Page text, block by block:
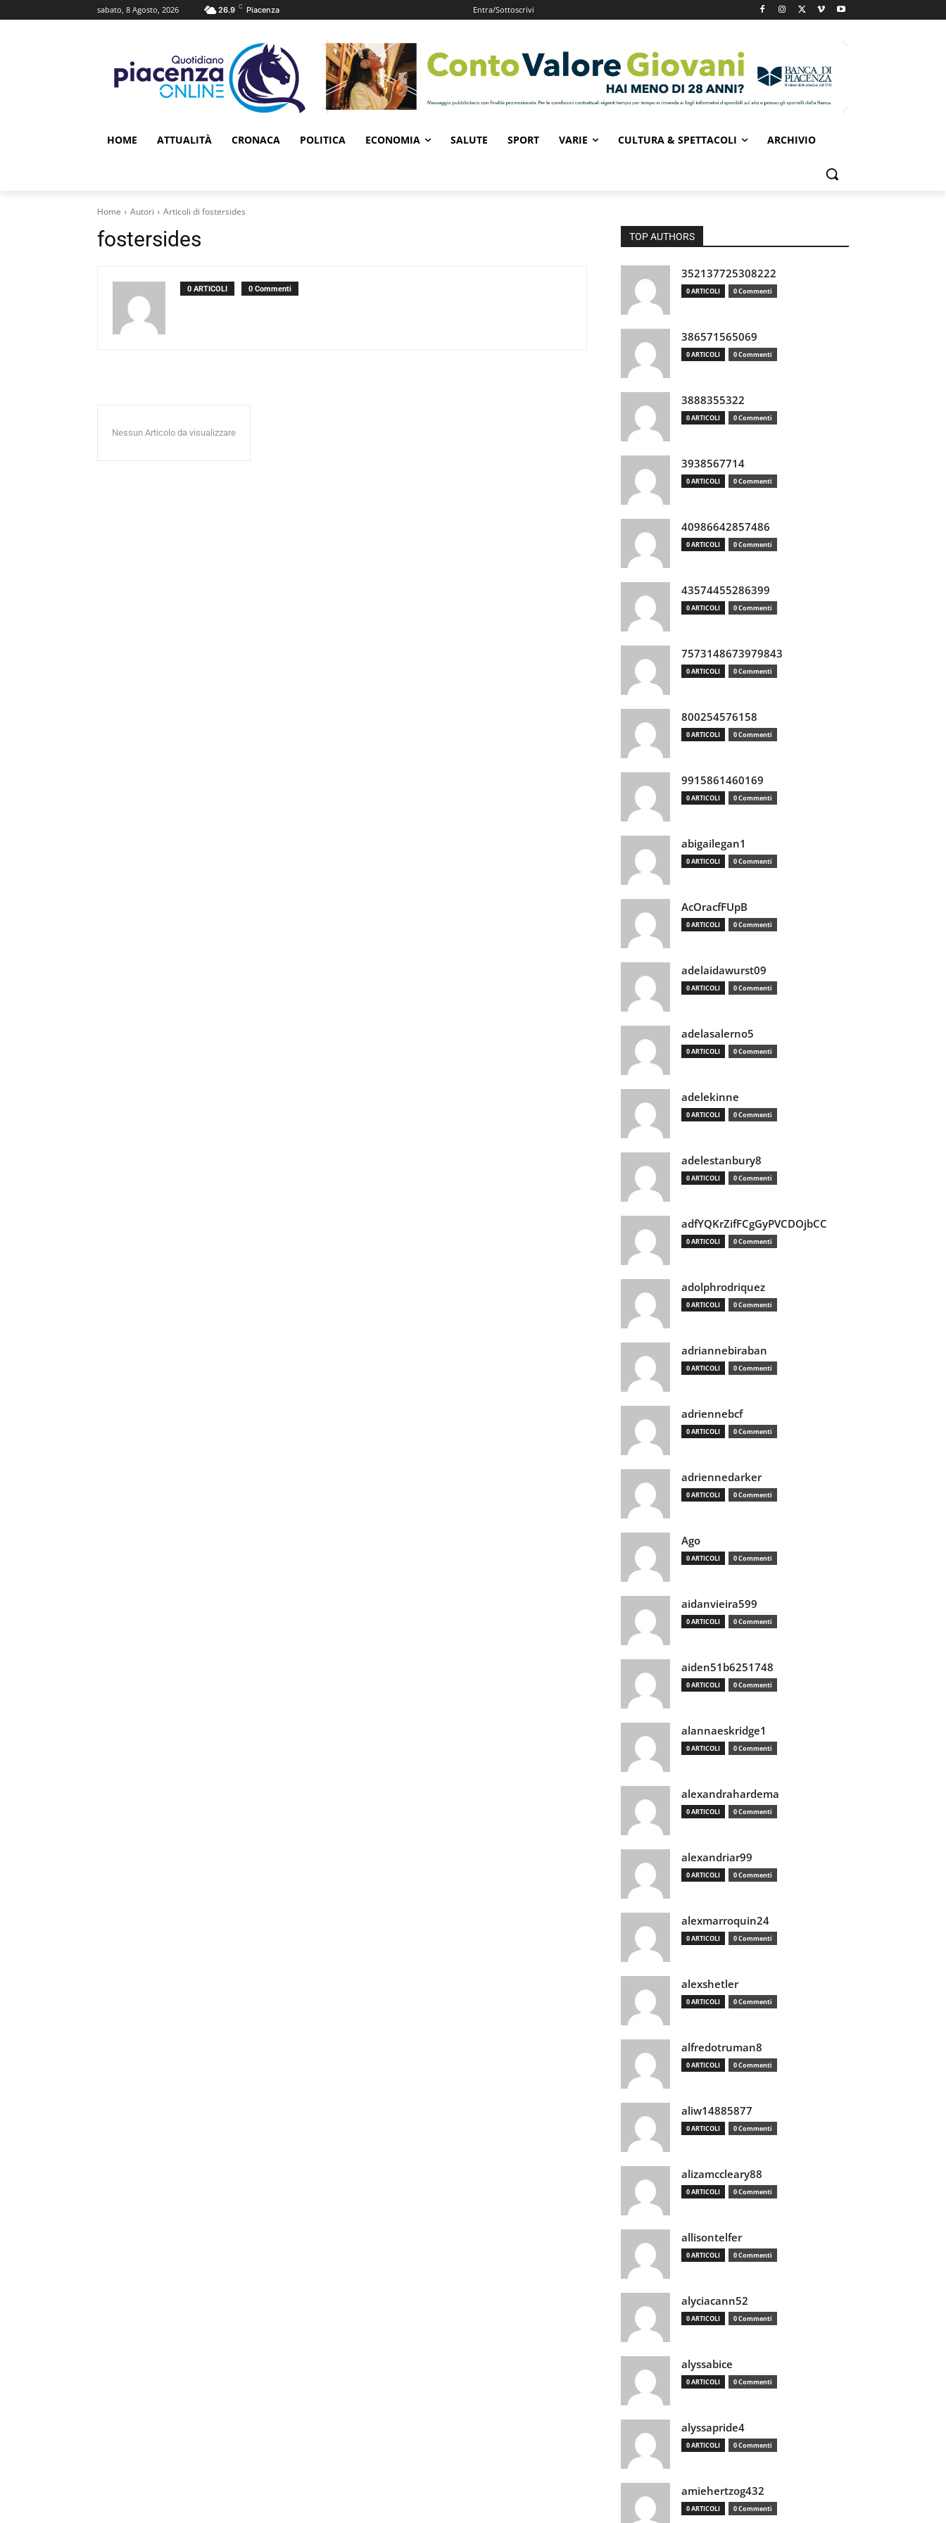
sabato, 8 Agosto, 2026 26.9 C Piacenza Entra/Sottoscrivi
HOME ATTUALITÀ CRONACA POLITICA ECONOMIA SALUTE SPORT VARIE CULTURA & SPETTACOLI ARCHIVIO
Home Autori Articoli di fostersides
fostersides
0 ARTICOLI 0 Commenti
Nessun Articolo da visualizzare
TOP AUTHORS
352137725308222
0 ARTICOLI 0 Commenti
386571565069
0 ARTICOLI 0 Commenti
3888355322
0 ARTICOLI 0 Commenti
3938567714
0 ARTICOLI 0 Commenti
40986642857486
0 ARTICOLI 0 Commenti
43574455286399
0 ARTICOLI 0 Commenti
7573148673979843
0 ARTICOLI 0 Commenti
800254576158
0 ARTICOLI 0 Commenti
9915861460169
0 ARTICOLI 0 Commenti
abigailegan1
0 ARTICOLI 0 Commenti
AcOracfFUpB
0 ARTICOLI 0 Commenti
adelaidawurst09
0 ARTICOLI 0 Commenti
adelasalerno5
0 ARTICOLI 0 Commenti
adelekinne
0 ARTICOLI 0 Commenti
adelestanbury8
0 ARTICOLI 0 Commenti
adfYQKrZifFCgGyPVCDOjbCC
0 ARTICOLI 0 Commenti
adolphrodriquez
0 ARTICOLI 0 Commenti
adriannebiraban
0 ARTICOLI 0 Commenti
adriennebcf
0 ARTICOLI 0 Commenti
adriennedarker
0 ARTICOLI 0 Commenti
Ago
0 ARTICOLI 0 Commenti
aidanvieira599
0 ARTICOLI 0 Commenti
aiden51b6251748
0 ARTICOLI 0 Commenti
alannaeskridge1
0 ARTICOLI 0 Commenti
alexandrahardema
0 ARTICOLI 0 Commenti
alexandriar99
0 ARTICOLI 0 Commenti
alexmarroquin24
0 ARTICOLI 0 Commenti
alexshetler
0 ARTICOLI 0 Commenti
alfredotruman8
0 ARTICOLI 0 Commenti
aliw14885877
0 ARTICOLI 0 Commenti
alizamccleary88
0 ARTICOLI 0 Commenti
allisontelfer
0 ARTICOLI 0 Commenti
alyciacann52
0 ARTICOLI 0 Commenti
alyssabice
0 ARTICOLI 0 Commenti
alyssapride4
0 ARTICOLI 0 Commenti
amiehertzog432
0 ARTICOLI 0 Commenti